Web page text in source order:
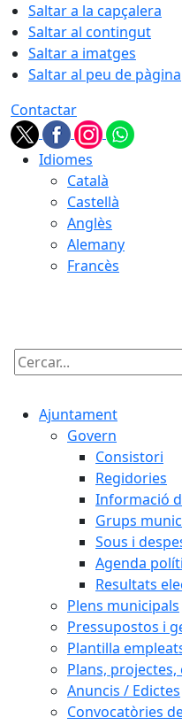
Saltar a la capçalera
Saltar al contingut
Saltar a imatges
Saltar al peu de pàgina
Contactar
Idiomes
Català
Castellà
Anglès
Alemany
Francès
Cercar:
Ajuntament
Govern
Consistori
Regidories
Informació
Grups
Sous i
Agenda
Resultats
Plens municipals
Pressupostos i
Plantilla
Plans,
Anuncis / Edictes
Convocatòries